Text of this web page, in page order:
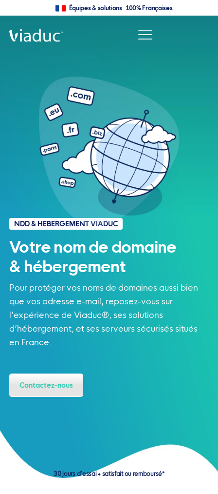
Équipes & solutions 100% Françaises
NDD & HEBERGEMENT VIADUC
Votre nom de domaine
& hébergement
Pour protéger vos noms de domaines aussi bien
que vos adresse e-mail, reposez-vous sur
l’expérience de Viaduc®, ses solutions
d’hébergement, et ses serveurs sécurisés situés
en France.
Contactez-nous
30 jours d’essai • satisfait ou remboursé*